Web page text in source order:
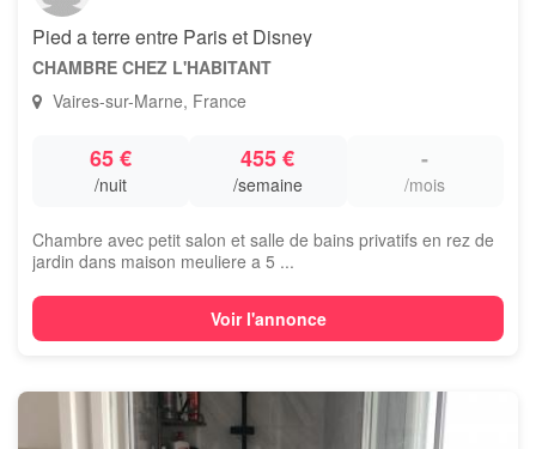
Pied a terre entre Paris et Disney
CHAMBRE CHEZ L'HABITANT
Vaires-sur-Marne, France
65 €
/nuit
455 €
/semaine
-
/mois
Chambre avec petit salon et salle de bains privatifs en rez de
jardin dans maison meuliere a 5 ...
Voir l'annonce